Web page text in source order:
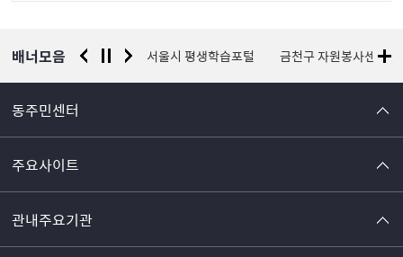
배너모음
경찰청 유실물 통합포털 서울시 평생학습포털 금천구 자원봉사센터
동주민센터
주요사이트
관내주요기관